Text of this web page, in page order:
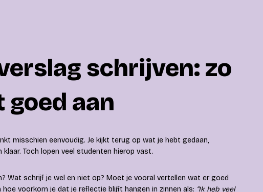
schrijven: zo
goed aan
misschien eenvoudig. Je kijkt terug op wat je hebt gedaan,
Toch lopen veel studenten hierop vast.
Wat schrijf je wel en niet op? Moet je vooral vertellen wat er goed
voorkom je dat je reflectie blijft hangen in zinnen als: “Ik heb veel